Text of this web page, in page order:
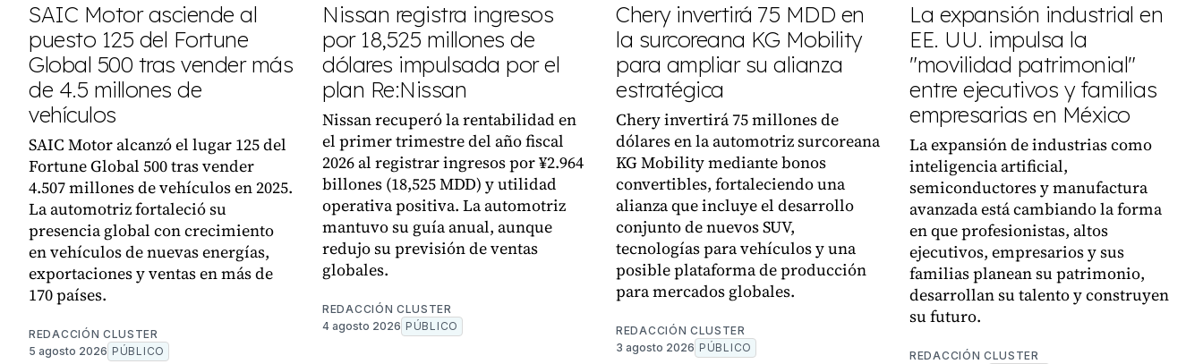
SAIC Motor asciende al
puesto 125 del Fortune
Global 500 tras vender más
de 4.5 millones de
vehículos
SAIC Motor alcanzó el lugar 125 del
Fortune Global 500 tras vender
4.507 millones de vehículos en 2025.
La automotriz fortaleció su
presencia global con crecimiento
en vehículos de nuevas energías,
exportaciones y ventas en más de
170 países.
REDACCIÓN CLUSTER
5 agosto 2026 PÚBLICO
Nissan registra ingresos
por 18,525 millones de
dólares impulsada por el
plan Re:Nissan
Nissan recuperó la rentabilidad en
el primer trimestre del año fiscal
2026 al registrar ingresos por ¥2.964
billones (18,525 MDD) y utilidad
operativa positiva. La automotriz
mantuvo su guía anual, aunque
redujo su previsión de ventas
globales.
REDACCIÓN CLUSTER
4 agosto 2026 PÚBLICO
Chery invertirá 75 MDD en
la surcoreana KG Mobility
para ampliar su alianza
estratégica
Chery invertirá 75 millones de
dólares en la automotriz surcoreana
KG Mobility mediante bonos
convertibles, fortaleciendo una
alianza que incluye el desarrollo
conjunto de nuevos SUV,
tecnologías para vehículos y una
posible plataforma de producción
para mercados globales.
REDACCIÓN CLUSTER
3 agosto 2026 PÚBLICO
La expansión industrial en
EE. UU. impulsa la
"movilidad patrimonial"
entre ejecutivos y familias
empresarias en México
La expansión de industrias como
inteligencia artificial,
semiconductores y manufactura
avanzada está cambiando la forma
en que profesionistas, altos
ejecutivos, empresarios y sus
familias planean su patrimonio,
desarrollan su talento y construyen
su futuro.
REDACCIÓN CLUSTER